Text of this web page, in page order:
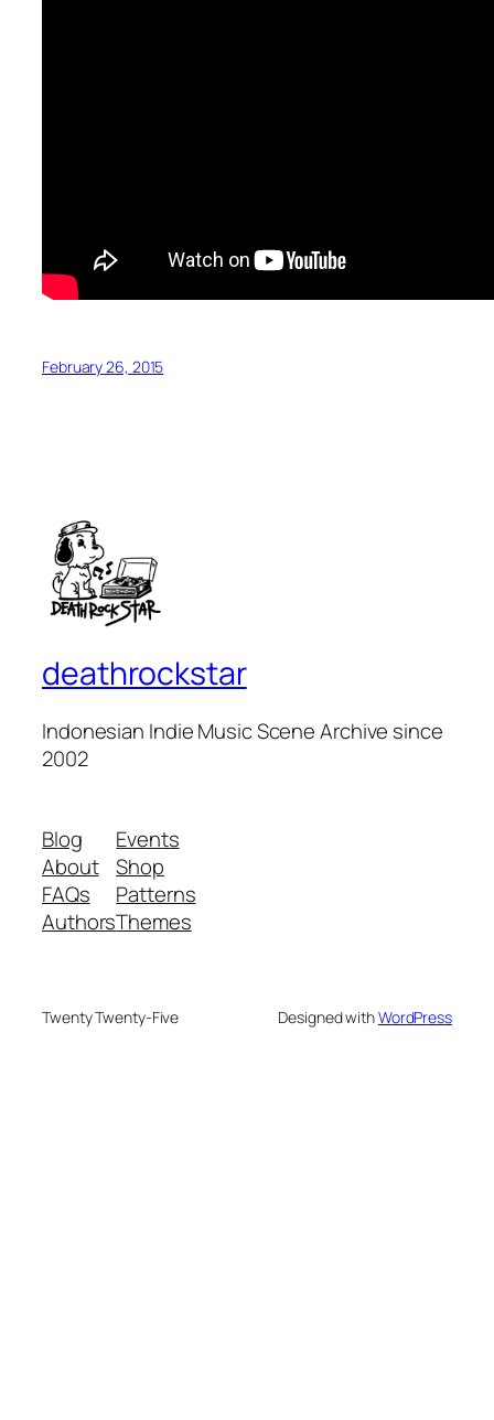
February 26, 2015
deathrockstar
Indonesian Indie Music Scene Archive since
2002
Blog
About
FAQs
Authors
Events
Shop
Patterns
Themes
Twenty Twenty-Five Designed withWordPress